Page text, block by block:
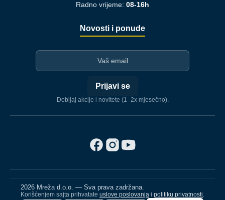
Radno vrijeme: 08-16h
Novosti i ponude
Prijavi se
Dobijaj akcije i novitete (1–2x mjesečno).
2026 Mreža d.o.o. — Sva prava zadržana.
Korišćenjem sajta prihvatate uslove poslovanja i politiku privatnosti.